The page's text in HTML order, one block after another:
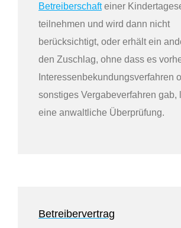
Betreiberschafteiner
teilnehmen und wird dann nicht
berücksichtigt, oder erhält ein
den Zuschlag, ohne dass es
Interessen­bekundungs­verfahren
sonstiges Vergabeverfahren gab,
eine anwaltliche Überprüfung.
Betreibervertrag